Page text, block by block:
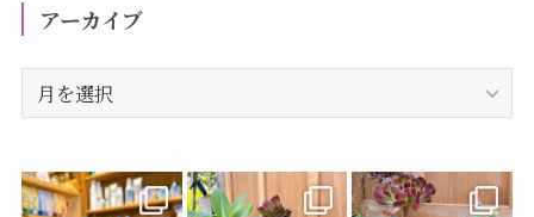
アーカイブ
ー
イ
ブ